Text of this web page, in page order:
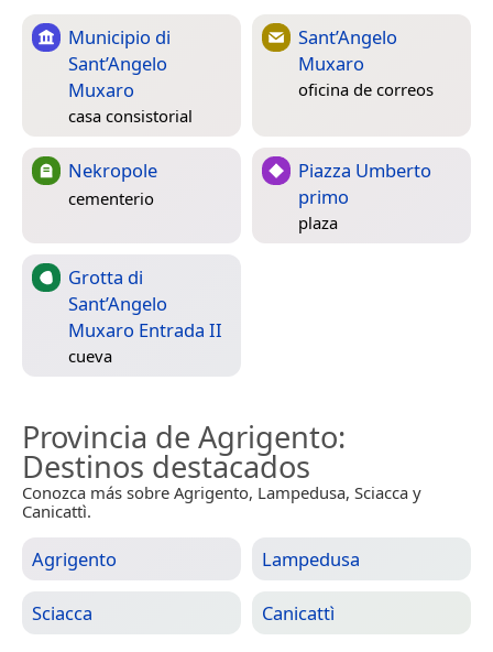
Municipio di
Sant’Angelo
Muxaro
casa consistorial
Sant’Angelo
Muxaro
oficina de correos
Nekropole
cementerio
Piazza Umberto
primo
plaza
Grotta di
Sant’Angelo
Muxaro Entrada II
cueva
Provincia de Agrigento:
Destinos destacados
Conozca más sobre Agrigento, Lampedusa, Sciacca y
Canicattì.
Agrigento Lampedusa
Sciacca Canicattì